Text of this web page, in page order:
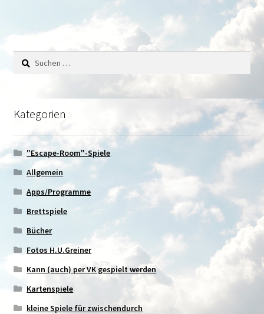
Suchen
nach:
Kategorien
"Escape-Room"-Spiele
Allgemein
Apps/Programme
Brettspiele
Bücher
Fotos H.U.Greiner
Kann (auch) per VK gespielt werden
Kartenspiele
kleine Spiele für zwischendurch